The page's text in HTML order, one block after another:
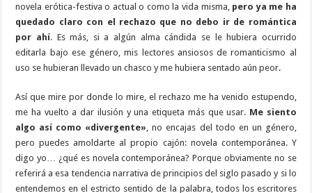
novela erótica-festiva o actual o como la vida misma, pero ya me ha
quedado claro con el rechazo que no debo ir de romántica
por ahí. Es más, si a algún alma cándida se le hubiera ocurrido
editarla bajo ese género, mis lectores ansiosos de romanticismo al
uso se hubieran llevado un chasco y me hubiera sentado aún peor.
Así que mire por donde lo mire, el rechazo me ha venido estupendo,
me ha vuelto a dar ilusión y una etiqueta más que usar. Me siento
algo así como «divergente» , no encajas del todo en un género,
pero puedes amoldarte al propio cajón: novela contemporánea. Y
digo yo… ¿qué es novela contemporánea? Porque obviamente no se
referirá a esa tendencia narrativa de principios del siglo pasado y si lo
entendemos en el estricto sentido de la palabra, todos los escritores